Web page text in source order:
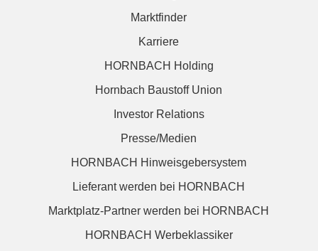
Marktfinder
Karriere
HORNBACH Holding
Hornbach Baustoff Union
Investor Relations
Presse/Medien
HORNBACH Hinweisgebersystem
Lieferant werden bei HORNBACH
Marktplatz-Partner werden bei HORNBACH
HORNBACH Werbeklassiker